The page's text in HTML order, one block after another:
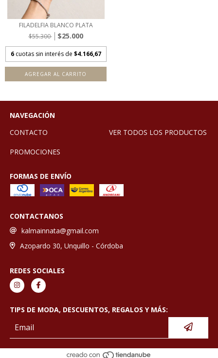
FILADELFIA BLANCO PLATA
$55.300
$25.000
6 cuotas sin interés de $4.166,67
AGREGAR AL CARRITO
NAVEGACIÓN
CONTACTO
VER TODOS LOS PRODUCTOS
PROMOCIONES
FORMAS DE ENVÍO
CONTACTANOS
kalmainnata@gmail.com
Azopardo 30, Unquillo - Córdoba
REDES SOCIALES
TIPS DE MODA, DESCUENTOS, REGALOS Y MÁS: